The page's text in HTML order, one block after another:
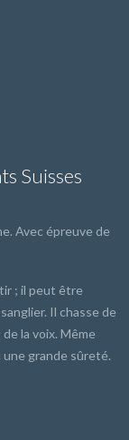
Suisses
Avec épreuve de
; il peut être
Il chasse de
la voix. Même
grande sûreté.